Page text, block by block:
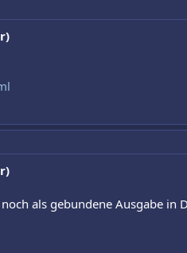
als gebundene Ausgabe in